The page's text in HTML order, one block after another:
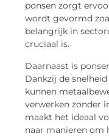
ponsen zorgt
wordt gevormd
belangrijk in
cruciaal is.
Daarnaast is
Dankzij de
kunnen
verwerken zonder
maakt het ideaal
naar manieren om